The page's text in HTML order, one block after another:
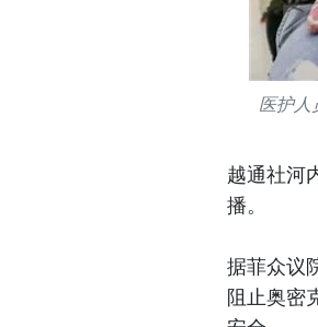
医护人
越通社河
播。
据菲众议
阻止奥密